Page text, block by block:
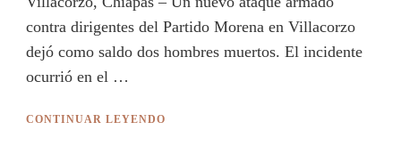
contra dirigentes del Partido Morena en Villacorzo
dejó como saldo dos hombres muertos. El incidente
ocurrió en el …
CONTINUAR LEYENDO